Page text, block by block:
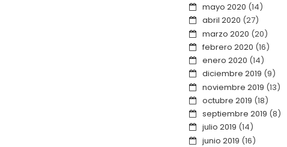
mayo 2020 (14)
abril 2020 (27)
marzo 2020 (20)
febrero 2020 (16)
enero 2020 (14)
diciembre 2019 (9)
noviembre 2019 (13)
octubre 2019 (18)
septiembre 2019 (8)
julio 2019 (14)
junio 2019 (16)